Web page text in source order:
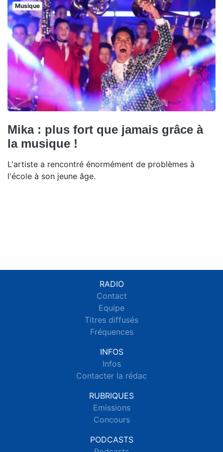
Musique
Mika : plus fort que jamais grâce à
la musique !
L'artiste a rencontré énormément de problèmes à
l'école à son jeune âge.
RADIO
Contact
Equipe
Titres diffusés
Fréquences
INFOS
Infos
Contacter la rédac
RUBRIQUES
Emissions
Concours
PODCASTS